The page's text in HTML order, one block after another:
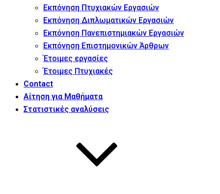
Εκπόνηση Πτυχιακών Εργασιών
Εκπόνηση Διπλωματικών Εργασιών
Εκπόνηση Πανεπιστημιακών Εργασιών
Εκπόνηση Επιστημονικών Άρθρων
Έτοιμες εργασίες
Έτοιμες Πτυχιακές
Contact
Αίτηση για Μαθήματα
Στατιστικές αναλύσεις